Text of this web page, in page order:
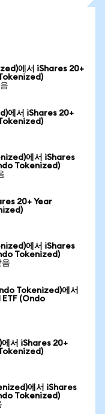
에서 iShares 20+
에서 iShares 20+
에서 iShares
Tokenized)
20+ Year
에서 iShares
Tokenized)
Tokenized)에서
(Ondo
서 iShares 20+
에서 iShares
Tokenized)